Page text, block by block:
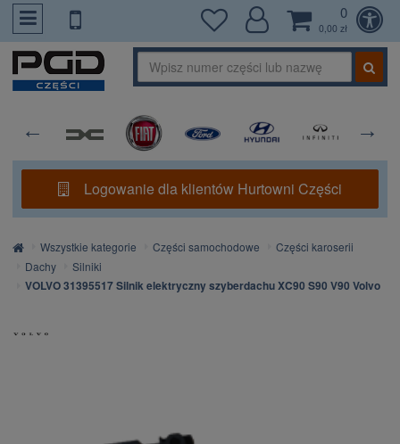
PrzejdzDoTresci
0
0,00 zł
Logowanie dla klientów Hurtowni Części
Strona
główna
Wszystkie kategorie Części samochodowe
Części karoserii
Dachy
Silniki
VOLVO 31395517 Silnik elektryczny szyberdachu XC90 S90 V90 Volvo